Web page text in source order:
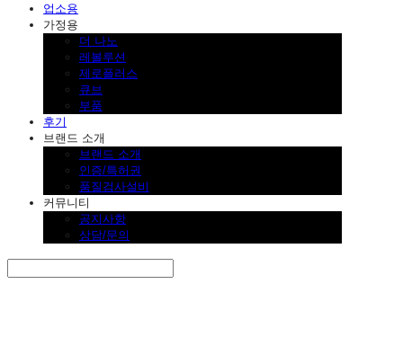
업소용
가정용
더 나노
레볼루션
제로플러스
큐브
부품
후기
브랜드 소개
브랜드 소개
인증/특허권
품질검사설비
커뮤니티
공지사항
상담/문의